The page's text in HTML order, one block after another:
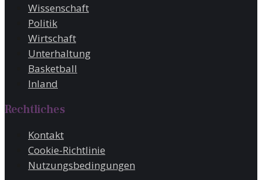
Wissenschaft
Politik
Wirtschaft
Unterhaltung
Basketball
Inland
Rechtliches
Kontakt
Cookie-Richtlinie
Nutzungsbedingungen